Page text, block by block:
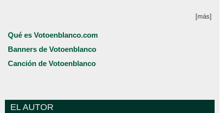
[más]
Qué es Votoenblanco.com
Banners de Votoenblanco
Canción de Votoenblanco
EL AUTOR